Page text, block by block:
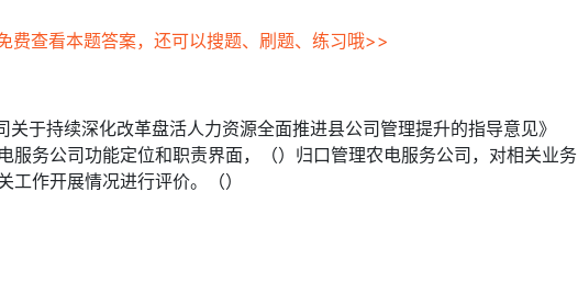
费查看本题答案，还可以搜题、刷题、练习哦>>
关于持续深化改革盘活人力资源全面推进县公司管理提升的指导意见》
服务公司功能定位和职责界面，（）归口管理农电服务公司，对相关业务
作开展情况进行评价。（）